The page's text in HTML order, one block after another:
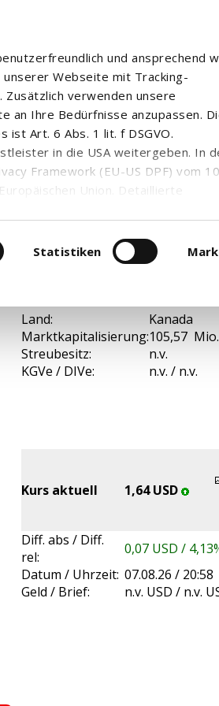
und ansprechend
Webseite mit Tracking-
Zusätzlich verwenden unsere
an Ihre Bedürfnisse anzupassen.
ist Art. 6 Abs. 1 lit. f DSGVO.
in die USA weitergeben. In
Framework (EU-US DPF) vom
Union. Detaillierte
. Dort können Sie Ihre
Statistiken
Land:
Kanada
Marktkapitalisierung:105,57
Streubesitz:
n.v.
KGVe / DIVe:
n.v. / n.v.
Kurs aktuell 1,64 USD
Diff. abs / Diff.
rel:
0,07 USD /
Datum / Uhrzeit: 07.08.26 / 20:58
Geld / Brief:
n.v. USD / n.v.